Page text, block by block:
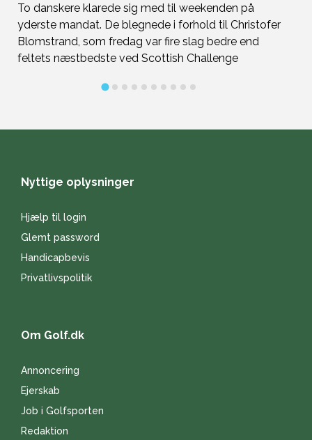
To danskere klarede sig med til weekenden på
yderste mandat. De blegnede i forhold til Christofer
Blomstrand, som fredag var fire slag bedre end
feltets næstbedste ved Scottish Challenge
Nyttige oplysninger
Hjælp til login
Glemt password
Handicapbevis
Privatlivspolitik
Om Golf.dk
Annoncering
Ejerskab
Job i Golfsporten
Redaktion